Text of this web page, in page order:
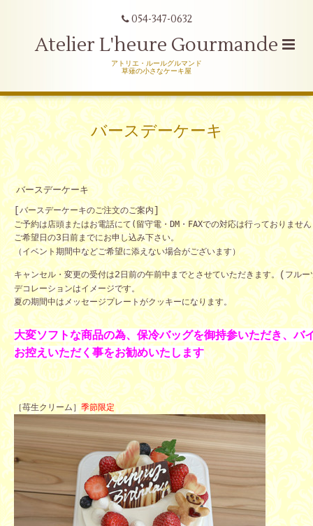
054-347-0632
Atelier L'heure Gourmande
アトリエ・ルールグルマンド
草薙の小さなケーキ屋
バースデーケーキ
バースデーケーキ
[バースデーケーキのご注文のご案内]
ご予約は店頭またはお電話にて(留守電・DM・FAXでの対応は行っておりませ
ご希望日の3日前までにお申し込み下さい。
（イベント期間中などご希望に添えない場合がございます）
キャンセル・変更の受付は2日前の午前中までとさせていただきます。 ( フルー
デコレーションはイメージです。
夏の期間中はメッセージプレートがクッキーになります。
大変ソフトな商品の為、保冷バッグを御持参いただき、バ
お控えいただく事をお勧めいたします
［苺生クリーム］季節限定